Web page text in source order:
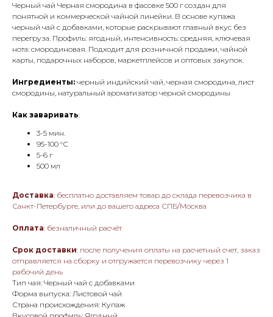
Черный чай Черная смородина в фасовке 500 г создан для
понятной и коммерческой чайной линейки. В основе купажа
черный чай с добавками, которые раскрывают главный вкус без
перегруза. Профиль: ягодный, интенсивность: средняя, ключевая
нота: смородиновая. Подходит для розничной продажи, чайной
карты, подарочных наборов, маркетплейсов и оптовых закупок.
Ингредиенты: черный индийский чай, черная смородина, лист
смородины, натуральный ароматизатор черной смородины
Как заваривать:
3-5 мин.
95-100 °С
5-6 г
500 мл
Доставка: бесплатно доставляем товар до склада перевозчика в
Санкт-Петербурге, или до вашего адреса СПБ/Москва
Оплата: безналичный расчёт
Срок доставки: после получения оплаты на расчетный счет, заказ
отправляется на сборку и отгружается перевозчику через 1
рабочий день
Тип чая: Черный чай с добавками
Форма выпуска: Листовой чай
Страна происхождения: Купаж